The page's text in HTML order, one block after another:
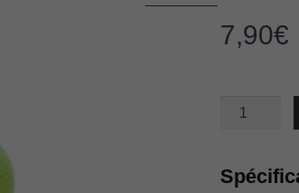
7,90€
APPLE
ICE